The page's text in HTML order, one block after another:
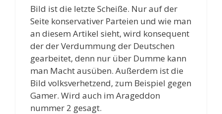
Bild ist die letzte Scheiße. Nur auf der
Seite konservativer Parteien und wie man
an diesem Artikel sieht, wird konsequent
der der Verdummung der Deutschen
gearbeitet, denn nur über Dumme kann
man Macht ausüben. Außerdem ist die
Bild volksverhetzend, zum Beispiel gegen
Gamer. Wird auch im Arageddon
nummer 2 gesagt.